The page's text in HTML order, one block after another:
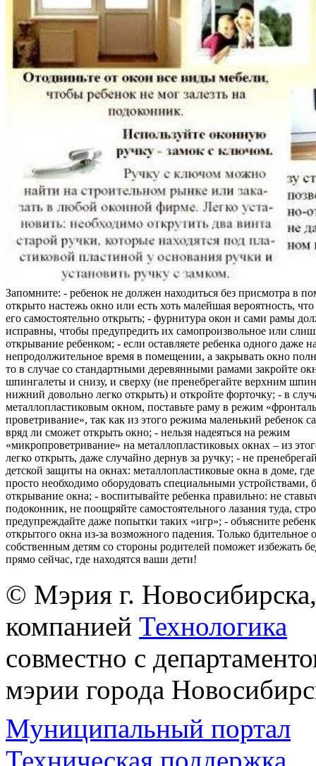
Запомните: - ребенок не должен находиться без присмотра в
открыто настежь окно или есть хоть малейшая вероятность,
его самостоятельно открыть; - фурнитура окон и сами рамы
исправны, чтобы предупредить их самопроизвольное или
открывание ребенком; - если оставляете ребенка одного даже
непродолжительное время в помещении, а закрывать окно
то в случае со стандартными деревянными рамами закройте
шпингалеты и снизу, и сверху (не пренебрегайте верхним
нижний довольно легко открыть) и откройте форточку; - в
металлопластиковым окном, поставьте раму в режим
проветривание», так как из этого режима маленький ребенок
вряд ли сможет открыть окно; - нельзя надеяться на режим
«микропроветривание» на металлопластиковых окнах – из
легко открыть, даже случайно дернув за ручку; - не
детской защиты на окнах: металлопластиковые окна в доме, где
просто необходимо оборудовать специальными
открывание окна; - воспитывайте ребенка правильно: не
подоконник, не поощряйте самостоятельного лазания туда,
предупреждайте даже попытки таких «игр»; - объясните
открытого окна из-за возможного падения. Только бдительное
собственным детям со стороны родителей поможет избежать
прямо сейчас, где находятся ваши дети!
© Мэрия г.
компанией Технологика
совместно с
мэрии города
Муниципальный портал